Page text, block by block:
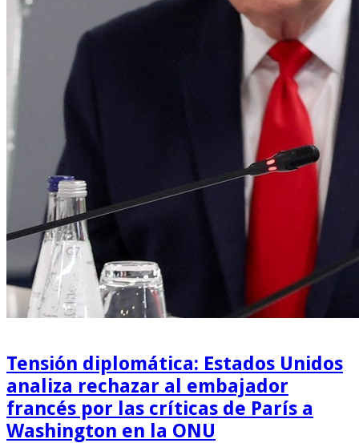
Tensión diplomática: Estados Unidos
analiza rechazar al embajador
francés por las críticas de París a
Washington en la ONU